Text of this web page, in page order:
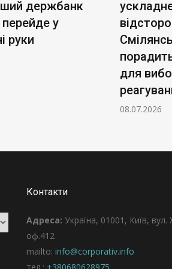
держбанк
перейде у
руки
для
08.07.2026
Контакти
Адреса: Україна, 01001, Київ,
оф.412
mailto: info@corporativ.info